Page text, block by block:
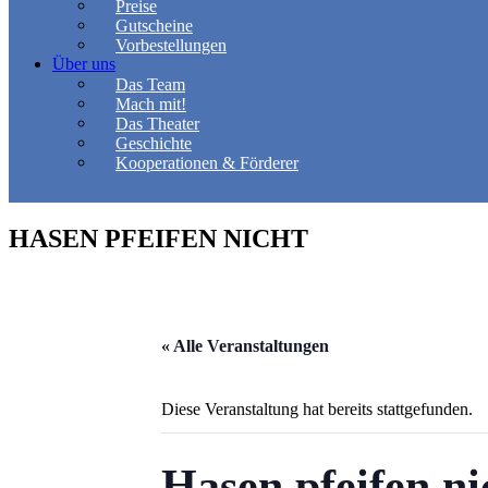
Preise
Gutscheine
Vorbestellungen
Über uns
Das Team
Mach mit!
Das Theater
Geschichte
Kooperationen & Förderer
HASEN PFEIFEN NICHT
« Alle Veranstaltungen
Diese Veranstaltung hat bereits stattgefunden.